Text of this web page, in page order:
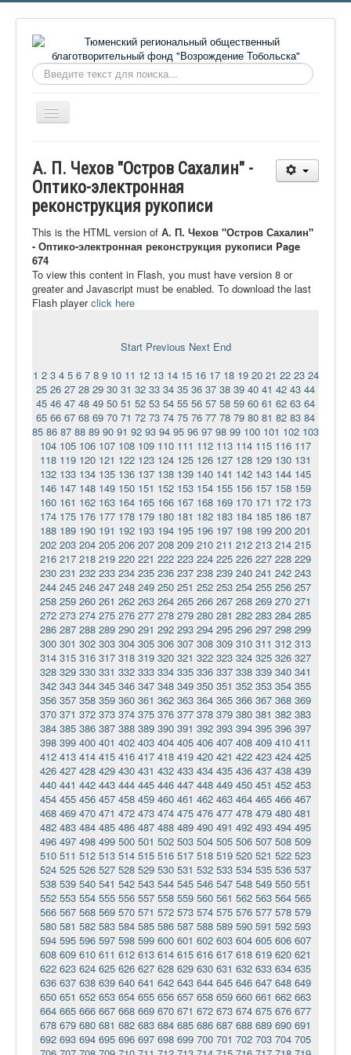
Искать...
Включить/
выключить
О фонде
Онлайн библиотека
Видеоматериалы
Контакты
Сайт проекта Достоевский
Ермаковополе.рф
А. П. Чехов "Остров Сахалин" -
Оптико-электронная
реконструкция рукописи
This is the HTML version of А. П. Чехов "Остров Сахалин"
- Оптико-электронная реконструкция рукописи Page
674
To view this content in Flash, you must have version 8 or
greater and Javascript must be enabled. To download the last
Flash playerclick here
Start Previous Next End
1 2 3 4 5 6 7 8 9 10 11 12 13 14 15 16 17 18 19 20 21 22 23 24
25 26 27 28 29 30 31 32 33 34 35 36 37 38 39 40 41 42 43 44
45 46 47 48 49 50 51 52 53 54 55 56 57 58 59 60 61 62 63 64
65 66 67 68 69 70 71 72 73 74 75 76 77 78 79 80 81 82 83 84
85 86 87 88 89 90 91 92 93 94 95 96 97 98 99 100 101 102 103
104 105 106 107 108 109 110 111 112 113 114 115 116 117
118 119 120 121 122 123 124 125 126 127 128 129 130 131
132 133 134 135 136 137 138 139 140 141 142 143 144 145
146 147 148 149 150 151 152 153 154 155 156 157 158 159
160 161 162 163 164 165 166 167 168 169 170 171 172 173
174 175 176 177 178 179 180 181 182 183 184 185 186 187
188 189 190 191 192 193 194 195 196 197 198 199 200 201
202 203 204 205 206 207 208 209 210 211 212 213 214 215
216 217 218 219 220 221 222 223 224 225 226 227 228 229
230 231 232 233 234 235 236 237 238 239 240 241 242 243
244 245 246 247 248 249 250 251 252 253 254 255 256 257
258 259 260 261 262 263 264 265 266 267 268 269 270 271
272 273 274 275 276 277 278 279 280 281 282 283 284 285
286 287 288 289 290 291 292 293 294 295 296 297 298 299
300 301 302 303 304 305 306 307 308 309 310 311 312 313
314 315 316 317 318 319 320 321 322 323 324 325 326 327
328 329 330 331 332 333 334 335 336 337 338 339 340 341
342 343 344 345 346 347 348 349 350 351 352 353 354 355
356 357 358 359 360 361 362 363 364 365 366 367 368 369
370 371 372 373 374 375 376 377 378 379 380 381 382 383
384 385 386 387 388 389 390 391 392 393 394 395 396 397
398 399 400 401 402 403 404 405 406 407 408 409 410 411
412 413 414 415 416 417 418 419 420 421 422 423 424 425
426 427 428 429 430 431 432 433 434 435 436 437 438 439
440 441 442 443 444 445 446 447 448 449 450 451 452 453
454 455 456 457 458 459 460 461 462 463 464 465 466 467
468 469 470 471 472 473 474 475 476 477 478 479 480 481
482 483 484 485 486 487 488 489 490 491 492 493 494 495
496 497 498 499 500 501 502 503 504 505 506 507 508 509
510 511 512 513 514 515 516 517 518 519 520 521 522 523
524 525 526 527 528 529 530 531 532 533 534 535 536 537
538 539 540 541 542 543 544 545 546 547 548 549 550 551
552 553 554 555 556 557 558 559 560 561 562 563 564 565
566 567 568 569 570 571 572 573 574 575 576 577 578 579
580 581 582 583 584 585 586 587 588 589 590 591 592 593
594 595 596 597 598 599 600 601 602 603 604 605 606 607
608 609 610 611 612 613 614 615 616 617 618 619 620 621
622 623 624 625 626 627 628 629 630 631 632 633 634 635
636 637 638 639 640 641 642 643 644 645 646 647 648 649
650 651 652 653 654 655 656 657 658 659 660 661 662 663
664 665 666 667 668 669 670 671 672 673 674 675 676 677
678 679 680 681 682 683 684 685 686 687 688 689 690 691
692 693 694 695 696 697 698 699 700 701 702 703 704 705